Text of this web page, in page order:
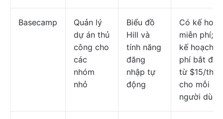
Basecamp
Quản lý
dự án thủ
công cho
các
nhóm
nhỏ
Biểu đồ
Hill và
tính năng
đăng
nhập tự
động
Có kế
miễn phí;
kế hoạch
phí bắt đầu
từ $15/
cho mỗi
người dùng